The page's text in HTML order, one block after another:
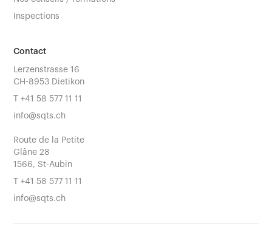
Inspections
Contact
Lerzenstrasse 16
CH-8953 Dietikon
T+41 58 577 11 11
info@sqts.ch
Route de la Petite
Glâne 28
1566, St-Aubin
T+41 58 577 11 11
info@sqts.ch